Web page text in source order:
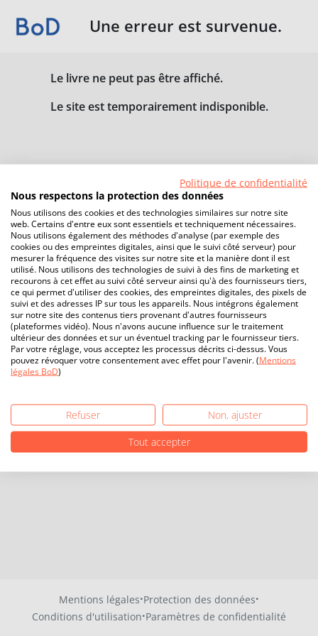
Une erreur est survenue.
Le livre ne peut pas être affiché.
Le site est temporairement indisponible.
Mentions légales·Protection des données·
Conditions d'utilisation·Paramètres de confidentialité
Politique de confidentialité
Nous respectons la protection des données
Nous utilisons des cookies et des technologies similaires sur notre site
web. Certains d'entre eux sont essentiels et techniquement nécessaires.
Nous utilisons également des méthodes d'analyse (par exemple des
cookies ou des empreintes digitales, ainsi que le suivi côté serveur) pour
mesurer la fréquence des visites sur notre site et la manière dont il est
utilisé. Nous utilisons des technologies de suivi à des fins de marketing et
recourons à cet effet au suivi côté serveur ainsi qu'à des fournisseurs tiers,
ce qui permet d'utiliser des cookies, des empreintes digitales, des pixels de
suivi et des adresses IP sur tous les appareils. Nous intégrons également
sur notre site des contenus tiers provenant d'autres fournisseurs
(plateformes vidéo). Nous n'avons aucune influence sur le traitement
ultérieur des données et sur un éventuel tracking par le fournisseur tiers.
Par votre réglage, vous acceptez les processus décrits ci-dessus. Vous
pouvez révoquer votre consentement avec effet pour l'avenir. (Mentions
légales BoD)
Refuser
Non, ajuster
Tout accepter